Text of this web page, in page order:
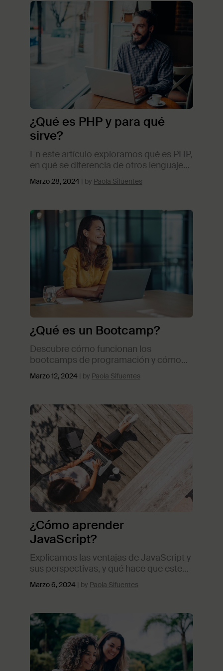
¿Qué es PHP y para qué
sirve?
En este artículo exploramos qué es PHP,
en qué se diferencia de otros lenguajes
de programación y algunas cuáles son
sus ventajas para el desarrollo de sitios
Marzo 28, 2024 Paola Sifuentes
¿Qué es un Bootcamp?
Descubre cómo funcionan los
bootcamps de programación y cómo
elegir el programa de TripleTen
adecuado para ti.
Marzo 12, 2024 Paola Sifuentes
¿Cómo aprender
JavaScript?
Explicamos las ventajas de JavaScript y
sus perspectivas, y qué hace que este
lenguaje de programación sea tan
popular en el desarrollo web moderno.
Marzo 6, 2024 Paola Sifuentes